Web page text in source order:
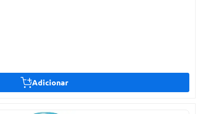
Adicionar